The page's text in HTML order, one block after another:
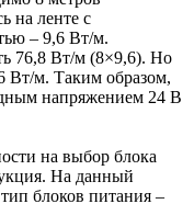
на ленте с
– 9,6 Вт/м.
76,8 Вт/м (8×9,6). Но
Вт/м. Таким образом,
напряжением 24 В
на выбор блока
На данный
блоков питания –